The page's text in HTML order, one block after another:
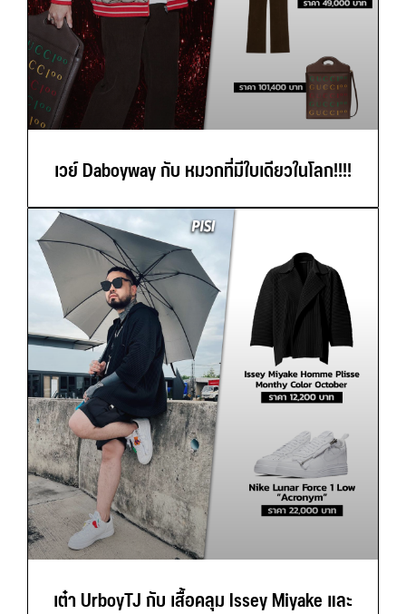
เวย์ Daboyway กับ หมวกที่มีใบเดียวในโลก!!!!
เต๋า UrboyTJ กับ เสื้อคลุม Issey Miyake และ